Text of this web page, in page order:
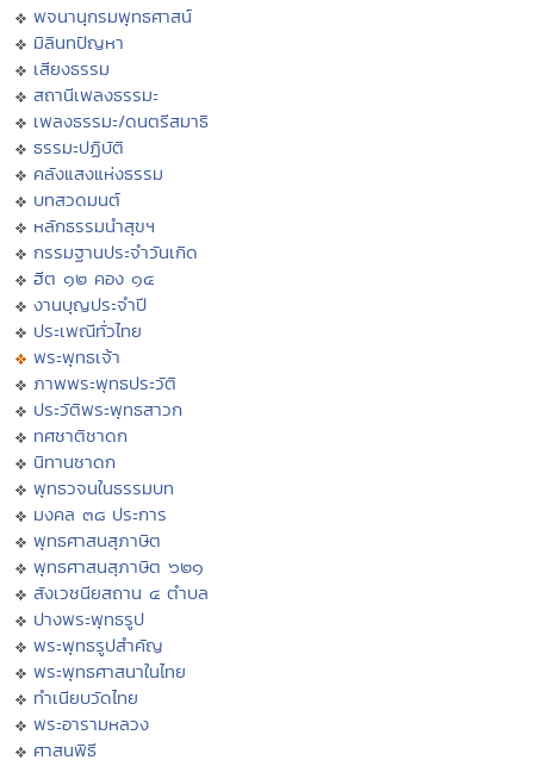
พจนานุกรมพุทธศาสน์
มิลินทปัญหา
เสียงธรรม
สถานีเพลงธรรมะ
เพลงธรรมะ/ดนตรีสมาธิ
ธรรมะปฏิบัติ
คลังแสงแห่งธรรม
บทสวดมนต์
หลักธรรมนำสุขฯ
กรรมฐานประจำวันเกิด
ฮีต ๑๒ คอง ๑๔
งานบุญประจำปี
ประเพณีทั่วไทย
พระพุทธเจ้า
ภาพพระพุทธประวัติ
ประวัติพระพุทธสาวก
ทศชาติชาดก
นิทานชาดก
พุทธวจนในธรรมบท
มงคล ๓๘ ประการ
พุทธศาสนสุภาษิต
พุทธศาสนสุภาษิต ๖๒๑
สังเวชนียสถาน ๔ ตำบล
ปางพระพุทธรูป
พระพุทธรูปสำคัญ
พระพุทธศาสนาในไทย
ทำเนียบวัดไทย
พระอารามหลวง
ศาสนพิธี